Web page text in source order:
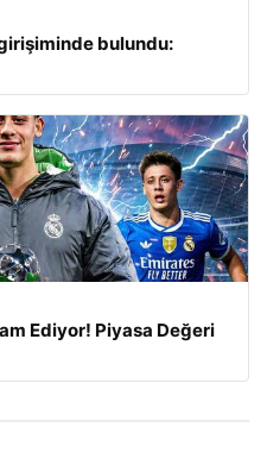
bulundu:
Ediyor! Piyasa Değeri